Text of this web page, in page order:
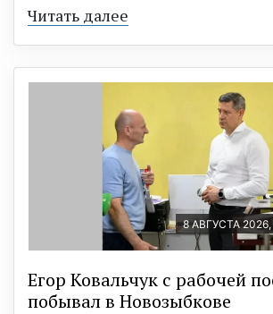
Читать далее
8 АВГУСТА 2026,
Егор Ковальчук с рабочей
побывал в Новозыбкове